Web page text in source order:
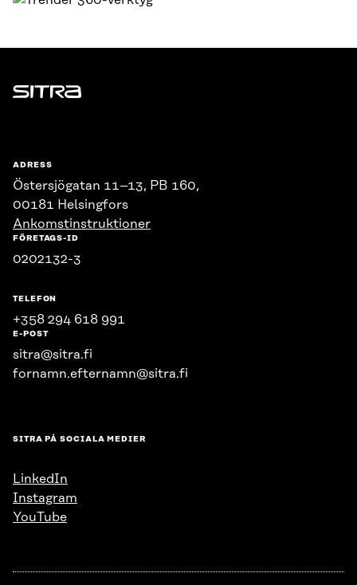
Sitra
ADRESS
Östersjögatan 11–13, PB 160,
00181 Helsingfors
Ankomstinstruktioner
FÖRETAGS-ID
0202132-3
TELEFON
+358 294 618 991
E-POST
sitra@sitra.fi
fornamn.efternamn@sitra.fi
SITRA PÅ SOCIALA MEDIER
LinkedIn
Instagram
YouTube